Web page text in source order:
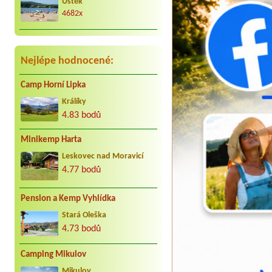
kar. cca 25 let do Jindřiše vždy
radostně. Děkujeme Vaculovi, Brno.
4682x
Nejlépe hodnocené:
Camp Horní Lipka
Králíky
4.83 bodů
Minikemp Harta
Leskovec nad Moravicí
4.77 bodů
Pension a Kemp Vyhlídka
Stará Oleška
4.73 bodů
Camping Mikulov